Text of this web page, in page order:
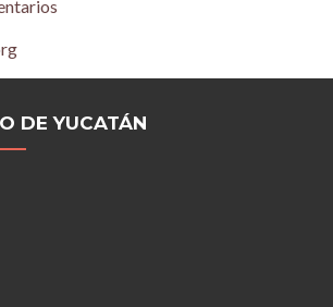
DE YUCATÁN